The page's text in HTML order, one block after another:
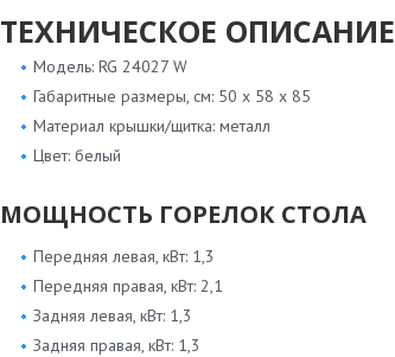
ТЕХНИЧЕСКОЕ ОПИСАНИЕ
Модель: RG 24027 W
Габаритные размеры, см: 50 х 58 х 85
Материал крышки/щитка: металл
Цвет: белый
МОЩНОСТЬ ГОРЕЛОК СТОЛА
Передняя левая, кВт: 1,3
Передняя правая, кВт: 2,1
Задняя левая, кВт: 1,3
Задняя правая, кВт: 1,3